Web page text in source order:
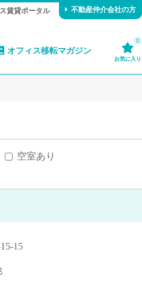
賃貸ポータル 不動産仲介会社の方
オフィス移転マガジン
0
お気に入り
空室あり
15